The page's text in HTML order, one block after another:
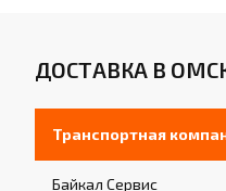
ДОСТАВКА В
Транспортная
Байкал Сервис